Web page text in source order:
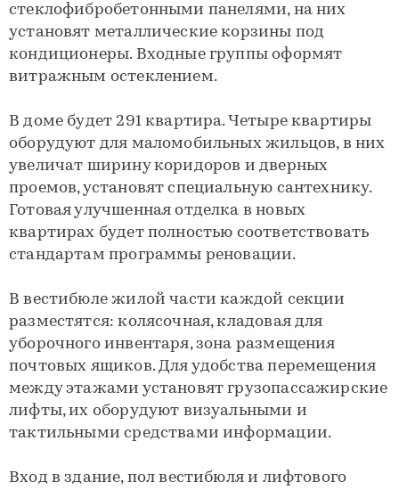
стеклофибробетонными панелями, на них
установят металлические корзины под
кондиционеры. Входные группы оформят
витражным остеклением.
В доме будет 291 квартира. Четыре квартиры
оборудуют для маломобильных жильцов, в них
увеличат ширину коридоров и дверных
проемов, установят специальную сантехнику.
Готовая улучшенная отделка в новых
квартирах будет полностью соответствовать
стандартам программы реновации.
В вестибюле жилой части каждой секции
разместятся: колясочная, кладовая для
уборочного инвентаря, зона размещения
почтовых ящиков. Для удобства перемещения
между этажами установят грузопассажирские
лифты, их оборудуют визуальными и
тактильными средствами информации.
Вход в здание, пол вестибюля и лифтового